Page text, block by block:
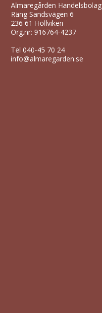
Almaregården Handelsbolag
Räng Sandsvägen 6
236 61 Höllviken
Org.nr: 916764-4237
Tel040-45 70 24
info@almaregarden.se